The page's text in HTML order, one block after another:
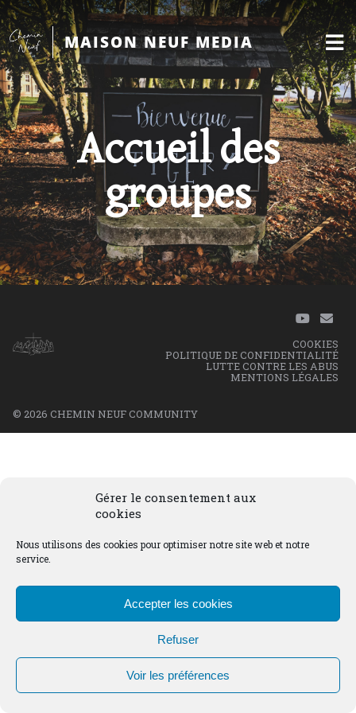
Gérer le consentement aux
cookies
Nous utilisons des cookies pour optimiser notre site web et notre
service.
Accepter les cookies
Refuser
Voir les préférences
MAISON NEUF MEDIA
Accueil des
groupes
© 2026 CHEMIN NEUF COMMUNITY
COOKIES
POLITIQUE DE CONFIDENTIALITÉ
LUTTE CONTRE LES ABUS
MENTIONS LÉGALES